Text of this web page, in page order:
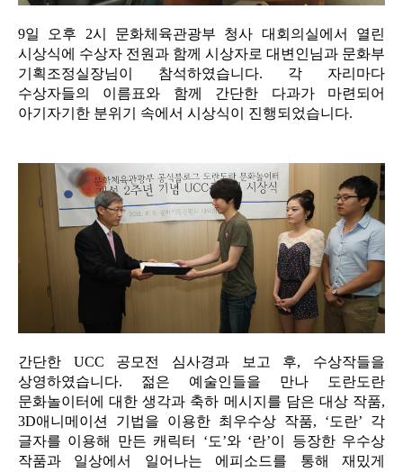
9일 오후 2시 문화체육관광부 청사 대회의실에서 열린
시상식에 수상자 전원과 함께 시상자로 대변인님과 문화부
기획조정실장님이 참석하였습니다. 각 자리마다
수상자들의 이름표와 함께 간단한 다과가 마련되어
아기자기한 분위기 속에서 시상식이 진행되었습니다.
간단한 UCC 공모전 심사경과 보고 후, 수상작들을
상영하였습니다. 젊은 예술인들을 만나 도란도란
문화놀이터에 대한 생각과 축하 메시지를 담은 대상 작품,
3D애니메이션 기법을 이용한 최우수상 작품, ‘도란’ 각
글자를 이용해 만든 캐릭터 ‘도’와 ‘란’이 등장한 우수상
작품과 일상에서 일어나는 에피소드를 통해 재밌게